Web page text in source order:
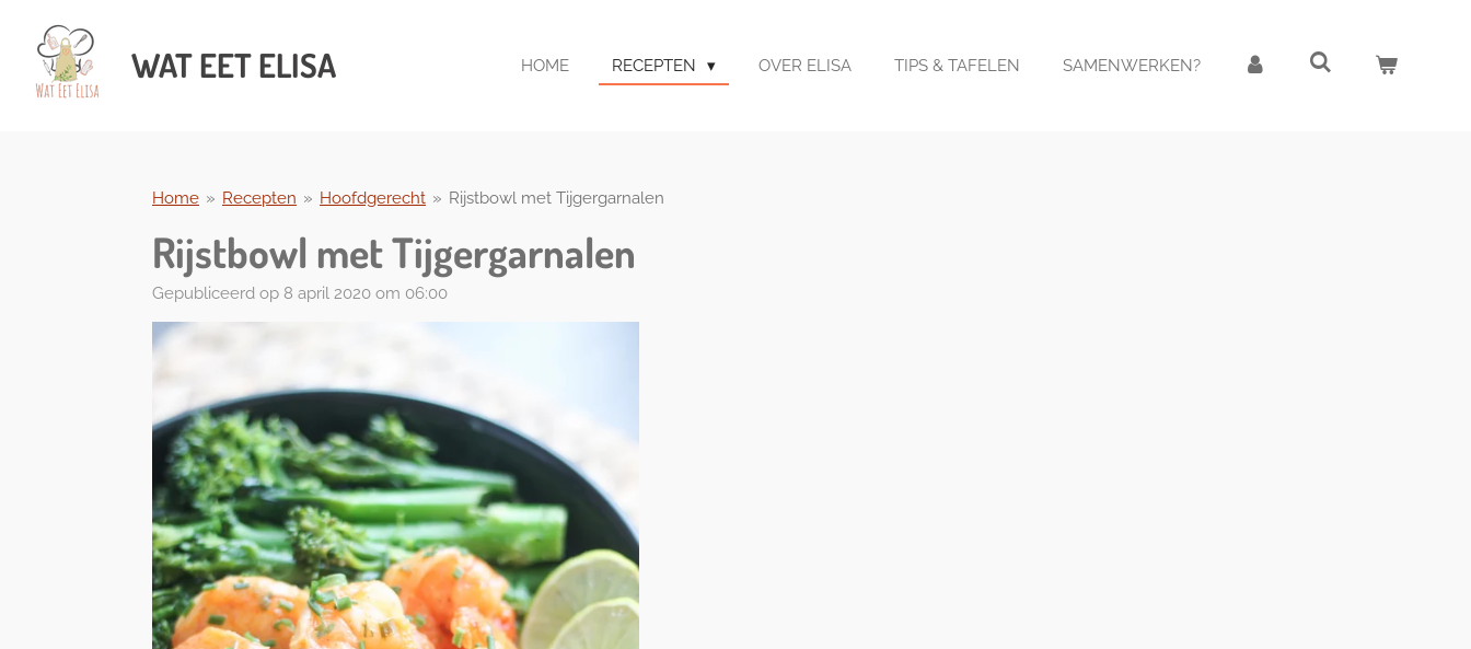
direct
WATEET ELISA HOME RECEPTEN OVER ELISA TIPS & TAFELEN SAMENWERKEN?
Home » Recepten » Hoofdgerecht » Rijstbowl met Tijgergarnalen
Rijstbowl met Tijgergarnalen
Gepubliceerd op 8 april 2020 om 06:00